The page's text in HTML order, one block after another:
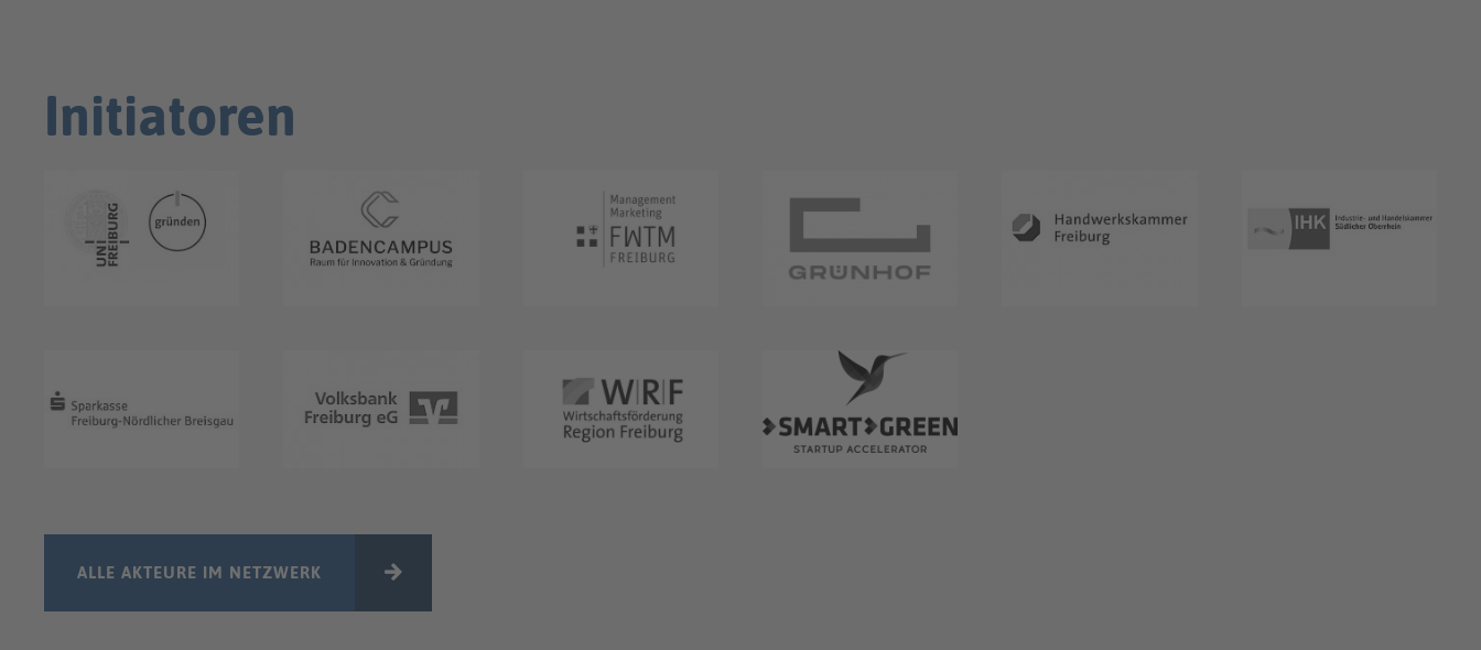
Initiatoren
ALLE AKTEURE IM NETZWERK